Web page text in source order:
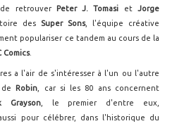
retrouver Peter J. Tomasi etJorge
des Super Sons, l'équipe créative
populariser ce tandem au cours de la
Comics.
a l'air de s'intéresser à l'un ou l'autre
Robin , car si les 80 ans concernent
Grayson, le premier d'entre eux,
pour célébrer, dans l'historique du